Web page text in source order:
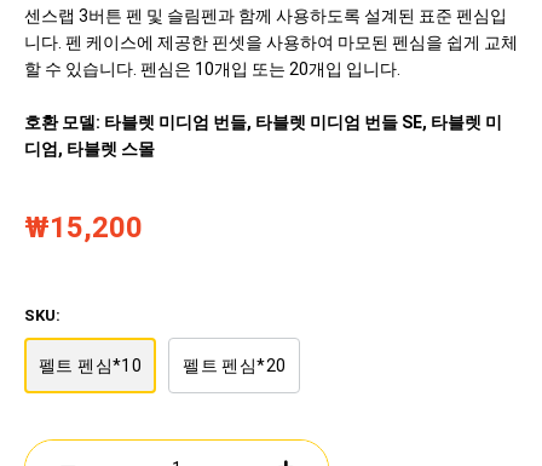
센스랩 3버튼 펜 및 슬림펜과 함께 사용하도록 설계된 표준 펜심입
니다. 펜 케이스에 제공한 핀셋을 사용하여 마모된 펜심을 쉽게 교체
할 수 있습니다. 펜심은 10개입 또는 20개입 입니다.
호환 모델: 타블렛 미디엄 번들, 타블렛 미디엄 번들 SE, 타블렛 미
디엄, 타블렛 스몰
₩15,200
SKU:
펠트 펜심*10 펠트 펜심*20